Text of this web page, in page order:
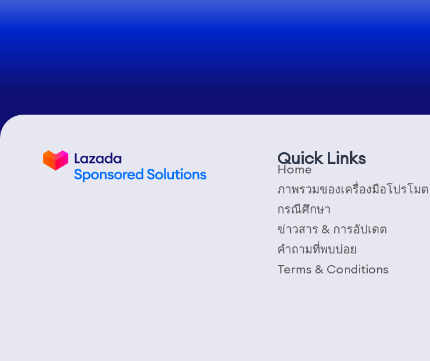
Quick Links
Home
ภาพรวมของเครื่องมือโปรโมต
กรณีศึกษา
ข่าวสาร & การอัปเดต
คำถามที่พบบ่อย
Terms & Conditions